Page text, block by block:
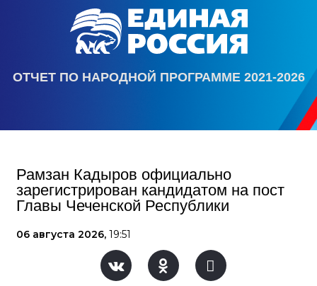
ОТЧЕТ ПО НАРОДНОЙ ПРОГРАММЕ 2021-2026
Рамзан Кадыров официально
зарегистрирован кандидатом на пост
Главы Чеченской Республики
06 августа 2026, 19:51